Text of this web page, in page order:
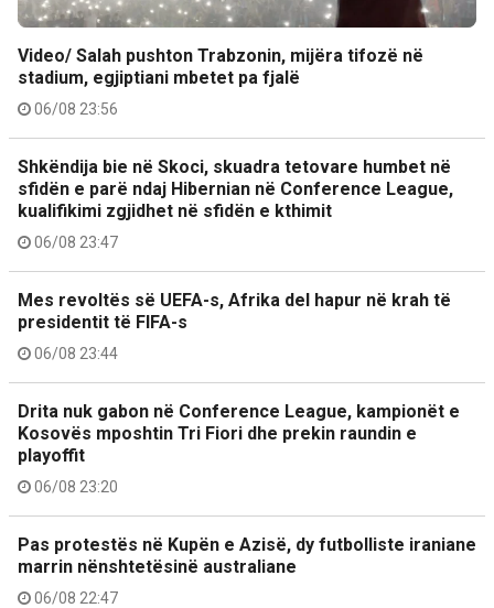
Video/ Salah pushton Trabzonin, mijëra tifozë në
stadium, egjiptiani mbetet pa fjalë
06/08 23:56
Shkëndija bie në Skoci, skuadra tetovare humbet në
sfidën e parë ndaj Hibernian në Conference League,
kualifikimi zgjidhet në sfidën e kthimit
06/08 23:47
Mes revoltës së UEFA-s, Afrika del hapur në krah të
presidentit të FIFA-s
06/08 23:44
Drita nuk gabon në Conference League, kampionët e
Kosovës mposhtin Tri Fiori dhe prekin raundin e
playoffit
06/08 23:20
Pas protestës në Kupën e Azisë, dy futbolliste iraniane
marrin nënshtetësinë australiane
06/08 22:47